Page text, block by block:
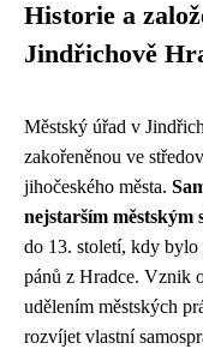
Historie a
Jindřichově
Městský úřad v
zakořeněnou ve
jihočeského města.
nejstarším městským
do 13. století, kdy bylo
pánů z Hradce. Vznik
udělením městských
rozvíjet vlastní